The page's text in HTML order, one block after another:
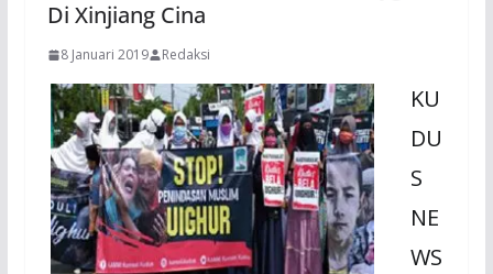
Di Xinjiang Cina
8 Januari 2019 Redaksi
KU
DU
S
NE
WS